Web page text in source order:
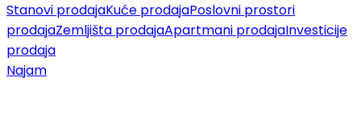
Stanovi prodajaKuće prodajaPoslovni prostori
prodajaZemljišta prodajaApartmani prodajaInvesticije
prodaja
Najam